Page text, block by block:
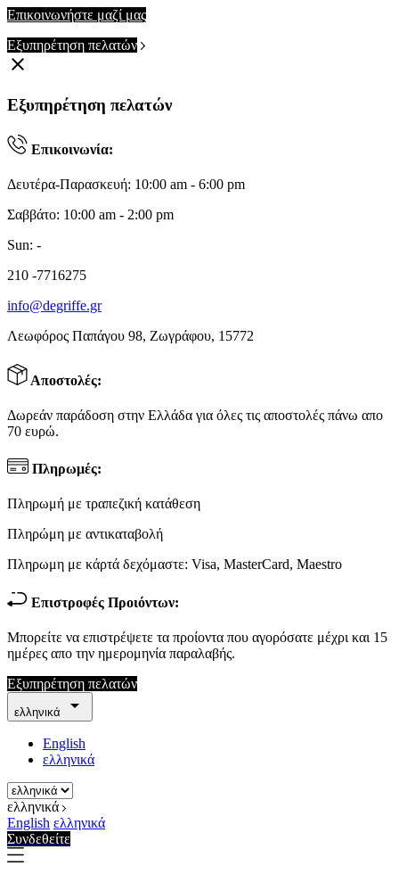
Επικοινωνήστε μαζί μας
Εξυπηρέτηση πελατών
clear
Εξυπηρέτηση πελατών
Επικοινωνία:
Δευτέρα-Παρασκευή: 10:00 am - 6:00 pm
Σαββάτο: 10:00 am - 2:00 pm
Sun: -
210 -7716275
info@degriffe.gr
Λεωφόρος Παπάγου 98, Ζωγράφου, 15772
Αποστολές:
Δωρεάν παράδοση στην Ελλάδα για όλες τις αποστολές πάνω απο
70 ευρώ.
Πληρωμές:
Πληρωμή με τραπεζική κατάθεση
Πληρώμη με αντικαταβολή
Πληρωμη με κάρτά δεχόμαστε: Visa, MasterCard, Maestro
Επιστροφές Προιόντων:
Μπορείτε να επιστρέψετε τα προίοντα που αγορόσατε μέχρι και 15
ημέρες απο την ημερομηνία παραλαβής.
Εξυπηρέτηση πελατών
ελληνικά 
English
ελληνικά
ελληνικά
English ελληνικά
Συνδεθείτε